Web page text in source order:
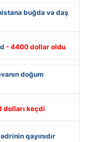
buğda və daş
- 4400 dollar oldu
doğum
dolları keçdi
qayınıdır